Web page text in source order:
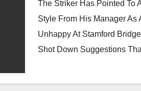
The Striker Has Pointed To
Style From His Manager As
Unhappy At Stamford
Shot Down Suggestions